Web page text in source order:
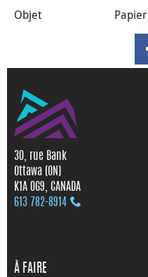
Objet Papier
30, rue Bank
Ottawa (ON)
K1A 0G9, CANADA
613 782‑8914
À FAIRE